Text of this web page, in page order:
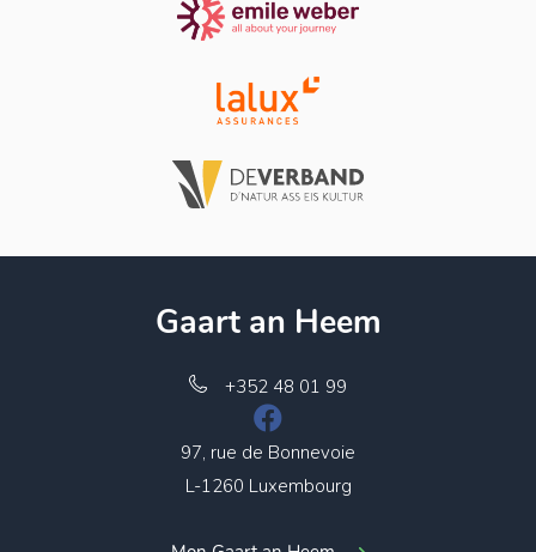
Gaart an Heem
+352 48 01 99
97, rue de Bonnevoie
L-1260 Luxembourg